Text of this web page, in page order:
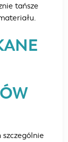
tańsze
szczególnie